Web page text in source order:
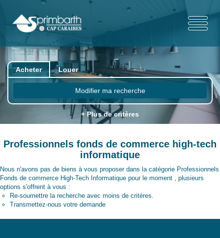
Acheter Louer
Modifier ma recherche
+ Plus de critères
Professionnels fonds de commerce high-tech
informatique
Nous n'avons pas de biens à vous proposer dans la catégorie Professionnels
Fonds de commerce High-Tech Informatique pour le moment , plusieurs
options s'offrent à vous :
Re-soumettre la recherche avec moins de critères.
Transmettez-nous votre demande